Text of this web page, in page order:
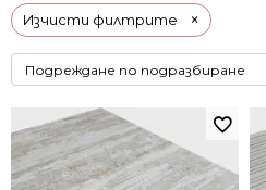
Изчисти филтрите ×